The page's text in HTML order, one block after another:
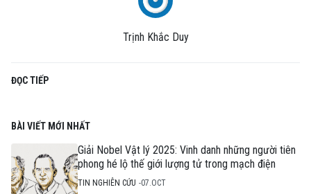
Trịnh Khắc Duy
ĐỌC TIẾP
BÀI VIẾT MỚI NHẤT
Giải Nobel Vật lý 2025: Vinh danh những người tiên
phong hé lộ thế giới lượng tử trong mạch điện
TIN NGHIÊN CỨU 07.OCT